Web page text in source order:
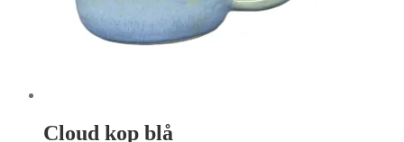
Cloud kop blå